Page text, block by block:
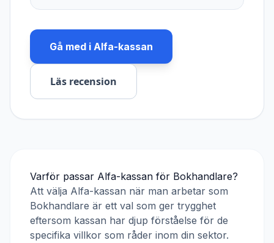
Gå med i Alfa-kassan
Läs recension
Varför passar Alfa-kassan för Bokhandlare?
Att välja Alfa-kassan när man arbetar som
Bokhandlare är ett val som ger trygghet
eftersom kassan har djup förståelse för de
specifika villkor som råder inom din sektor.